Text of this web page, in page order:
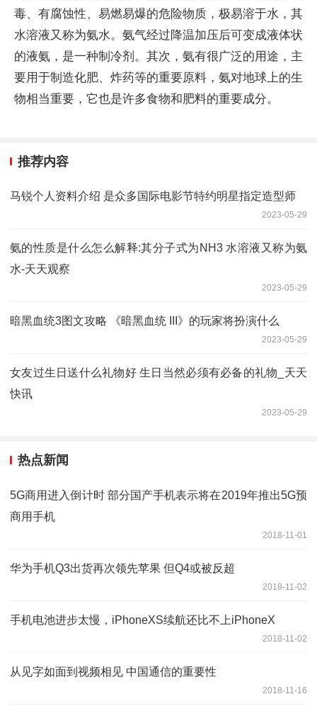
毒、有腐蚀性、易燃易爆的危险物质，极易溶于水，其
水溶液又称为氨水。氨气经过降温加压后可变成液体状
的液氨，是一种制冷剂。其次，氨有很广泛的用途，主
要用于制造化肥、炸药等的重要原料，氨对地球上的生
物相当重要，它也是许多食物和肥料的重要成分。
推荐内容
马锐个人资料介绍 是众多国际电影节特约明星指定造型师
2023-05-29
氨的性质是什么怎么解释:其分子式为NH3 水溶液又称为氨
水-天天观察
2023-05-29
暗黑血统3图文攻略 《暗黑血统 III》的玩家将扮演什么
2023-05-29
女友过生日送什么礼物好 生日当然必须有必备的礼物_天天
快讯
2023-05-29
热点新闻
5G商用进入倒计时 部分国产手机表示将在2019年推出5G预
商用手机
2018-11-01
华为手机Q3出货再次领先苹果 但Q4或被反超
2018-11-02
手机电池进步太慢，iPhoneXS续航还比不上iPhoneX
2018-11-02
从见字如面到视频相见 中国通信的重要性
2018-11-16